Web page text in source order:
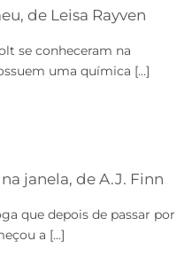
de Leisa Rayven
se conheceram na
uma química [...]
janela, de A.J. Finn
que depois de passar por
a [...]